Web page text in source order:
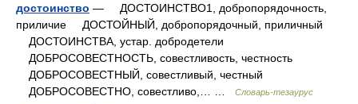
достоинство — ДОСТОИНСТВО1, добропорядочность,
приличие ДОСТОЙНЫЙ, добропорядочный, приличный
ДОСТОИНСТВА, устар. добродетели
ДОБРОСОВЕСТНОСТЬ, совестливость, честность
ДОБРОСОВЕСТНЫЙ, совестливый, честный
ДОБРОСОВЕСТНО, совестливо,… …
Словарь-тезаурус